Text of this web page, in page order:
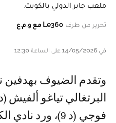
ملعب جابر الدولي بالكويت.
تحرير من طرف Le360 مع و.م.ع
في 14/05/2026 على الساعة 12:30
وتقدم الضيوف بهدفين نظيفين سجلهما
فوجي (د 9)، ورد